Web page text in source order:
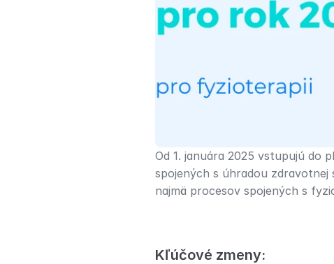
Od 1. januára 2025 vstupujú do
spojených s úhradou
najmä procesov spojených s
Kľúčové zmeny: